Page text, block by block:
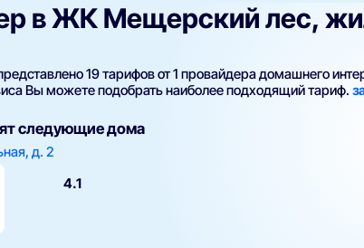
в ЖК Мещерский лес,
19 тарифов от 1 провайдера домашнего
Вы можете подобрать наиболее подходящий тариф.
следующие дома
д. 2
4.1